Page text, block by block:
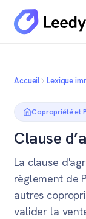
Accueil Lexique
Copropriété et
Clause
La clause
règlement de
autres
valider la